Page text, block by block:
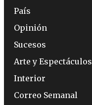
País
Opinión
Sucesos
Arte y Espectáculos
Interior
Correo Semanal